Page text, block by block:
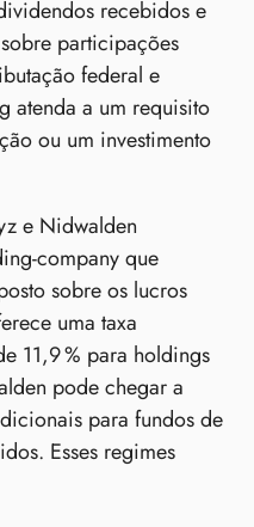
recebidos e
participações
federal e
atenda a um requisito
ou um investimento
e Nidwalden
que
sobre os lucros
uma taxa
11,9 % para holdings
pode chegar a
para fundos de
Esses regimes